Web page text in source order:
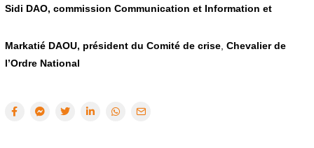
Sidi DAO, commission Communication et Information et
Markatié DAOU, président du Comité de crise, Chevalier de
l’Ordre National